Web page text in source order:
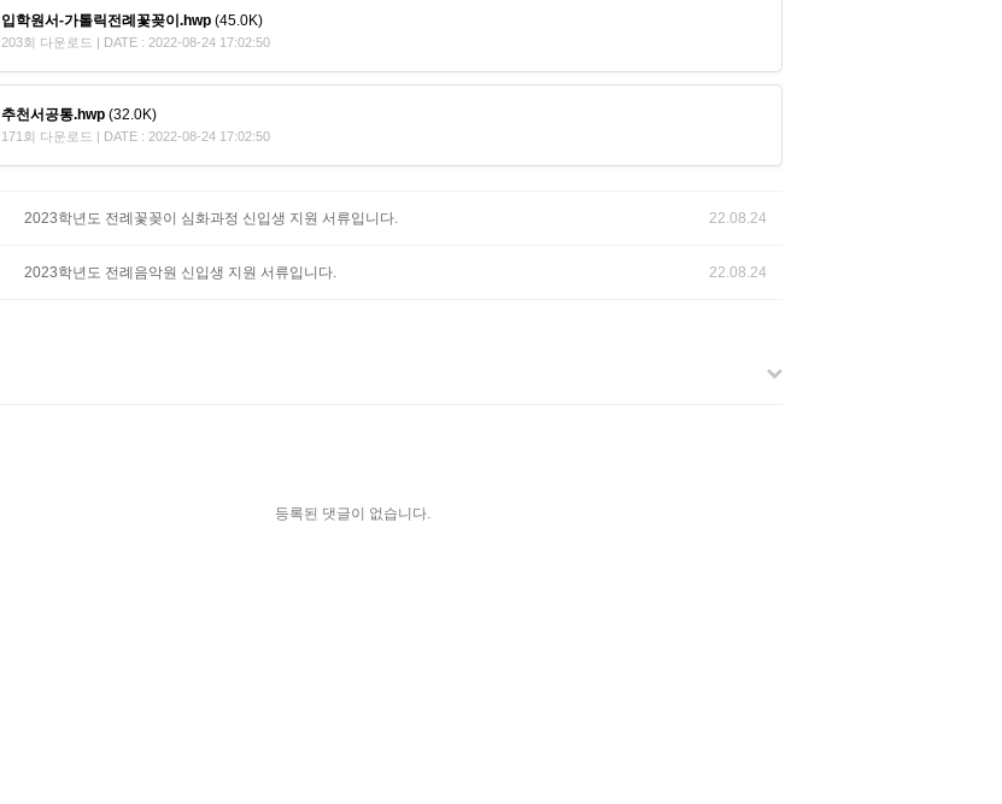
입학원서-가톨릭전례꽃꽂이.hwp (45.0K)
203회 다운로드 | DATE : 2022-08-24 17:02:50
추천서공통.hwp (32.0K)
171회 다운로드 | DATE : 2022-08-24 17:02:50
2023학년도 전례꽃꽂이 심화과정 신입생 지원 서류입니다. 22.08.24
2023학년도 전례음악원 신입생 지원 서류입니다. 22.08.24
등록된 댓글이 없습니다.